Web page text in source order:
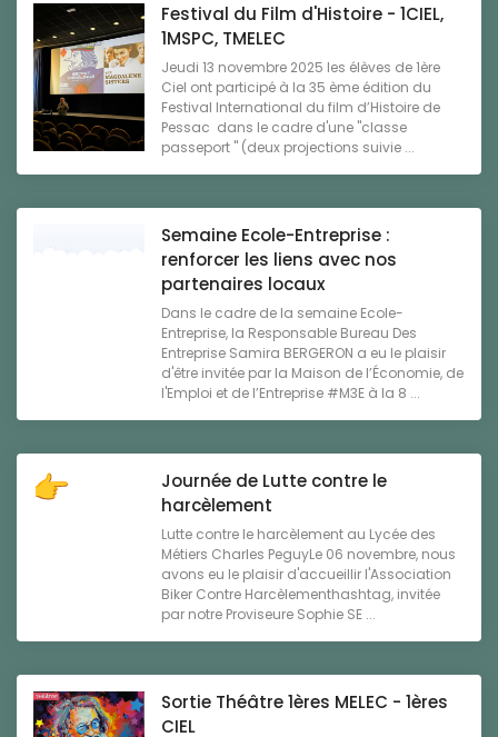
Festival du Film d'Histoire - 1CIEL,
1MSPC, TMELEC
Jeudi 13 novembre 2025 les élèves de 1ère
Ciel ont participé à la 35 ème édition du
Festival International du film d’Histoire de
Pessac dans le cadre d'une "classe
passeport " (deux projections suivie ...
Semaine Ecole-Entreprise :
renforcer les liens avec nos
partenaires locaux
Dans le cadre de la semaine Ecole-
Entreprise, la Responsable Bureau Des
Entreprise Samira BERGERON a eu le plaisir
d'être invitée par la Maison de l’Économie, de
l'Emploi et de l’Entreprise #M3E à la 8 ...
Journée de Lutte contre le
harcèlement
Lutte contre le harcèlement au Lycée des
Métiers Charles PeguyLe 06 novembre, nous
avons eu le plaisir d'accueillir l'Association
Biker Contre Harcèlementhashtag, invitée
par notre Proviseure Sophie SE ...
Sortie Théâtre 1ères MELEC - 1ères
CIEL